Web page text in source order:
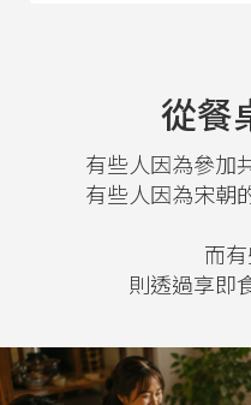
從餐
有些人因為參加
有些人因為宋朝
而
則透過享即